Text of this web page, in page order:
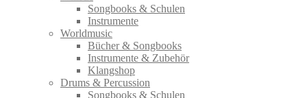
Songbooks & Schulen
Instrumente
Worldmusic
Bücher & Songbooks
Instrumente & Zubehör
Klangshop
Drums & Percussion
Songbooks & Schulen